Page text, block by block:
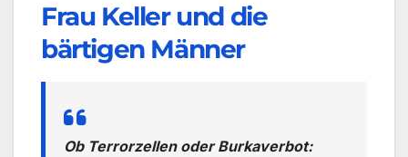
Frau Keller und die
bärtigen Männer
Ob Terrorzellen oder Burkaverbot: